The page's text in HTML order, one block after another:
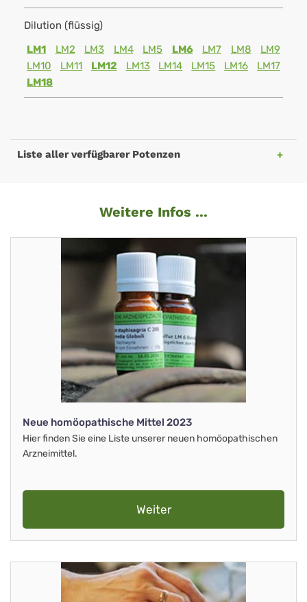
Dilution (flüssig)
LM1
LM2 LM3 LM4 LM5 LM6 LM7 LM8
LM9
LM10
LM11 LM12 LM13 LM14 LM15 LM16
LM17
LM18
Liste aller verfügbarer Potenzen
Weitere Infos ...
Neue homöopathische Mittel 2023
Hier finden Sie eine Liste unserer neuen homöopathischen
Arzneimittel.
Weiter